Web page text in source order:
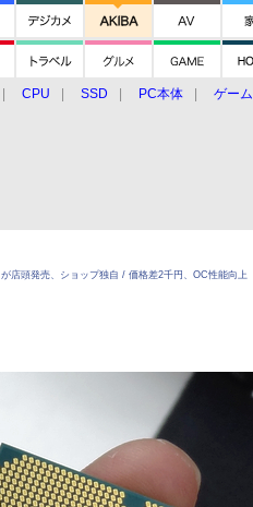
CPU SSD PC本体 ゲーム
店頭発売、ショップ独自 / 価格差2千円、OC性能向上